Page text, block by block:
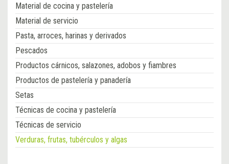
Material de cocina y pastelería
Material de servicio
Pasta, arroces, harinas y derivados
Pescados
Productos cárnicos, salazones, adobos y fiambres
Productos de pastelería y panadería
Setas
Técnicas de cocina y pastelería
Técnicas de servicio
Verduras, frutas, tubérculos y algas